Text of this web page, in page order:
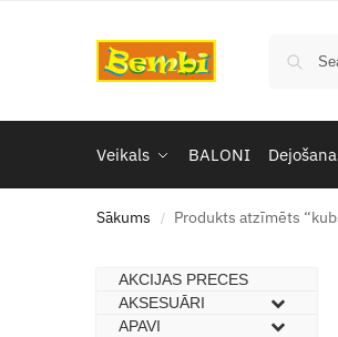
Veikals BALONI
Sākums / Produkts atzīmēts
AKCIJAS PRECES
–
AKSESUĀRI
–
APAVI
–